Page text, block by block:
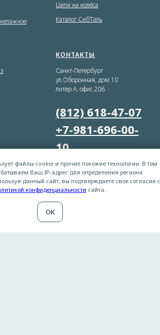
Цепи на колёса
Каталог СибТаль
КОНТАКТЫ
Санкт-Петербург
ул.Оборонная, дом 10
литер А, офис 206
(812) 618-47-07
+7-981-696-00-
10
+7-981-696-00-
20
sale@balttakelazh.ru
файлы cookie и прочие похожие технологии. В том
Ваш IP-адрес для определения региона
данный сайт, вы подтверждаете свое согласие с
конфиденциальности сайта.
ОК